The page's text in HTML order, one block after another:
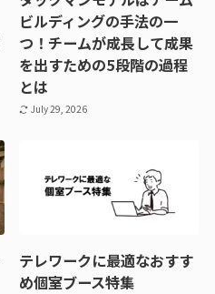
ビルディングの手法の一
つ！チームが成長して成果
を出すための5段階の過程
とは
July 29, 2026
テレワークに最適なおすす
め個室ブース特集